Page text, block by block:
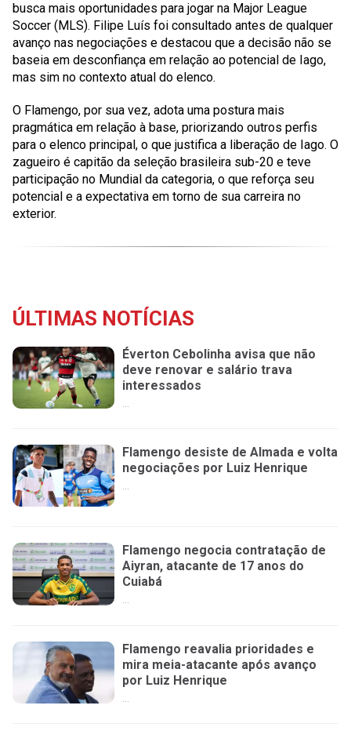
busca mais oportunidades para jogar na Major League
Soccer (MLS). Filipe Luís foi consultado antes de qualquer
avanço nas negociações e destacou que a decisão não se
baseia em desconfiança em relação ao potencial de Iago,
mas sim no contexto atual do elenco.
O Flamengo, por sua vez, adota uma postura mais
pragmática em relação à base, priorizando outros perfis
para o elenco principal, o que justifica a liberação de Iago. O
zagueiro é capitão da seleção brasileira sub-20 e teve
participação no Mundial da categoria, o que reforça seu
potencial e a expectativa em torno de sua carreira no
exterior.
ÚLTIMAS NOTÍCIAS
Éverton Cebolinha avisa que não
deve renovar e salário trava
interessados
...
Flamengo desiste de Almada e volta
negociações por Luiz Henrique
...
Flamengo negocia contratação de
Aiyran, atacante de 17 anos do
Cuiabá
...
Flamengo reavalia prioridades e
mira meia-atacante após avanço
por Luiz Henrique